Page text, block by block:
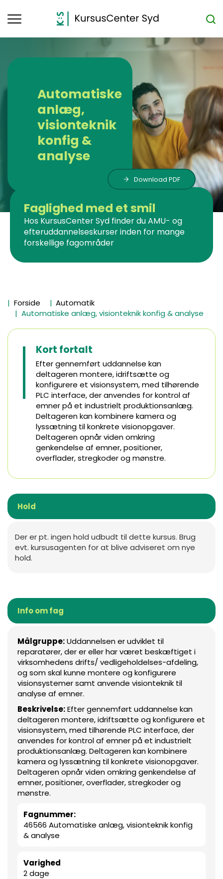
Toggle
Faglighed med et smil
Hos KursusCenter Syd finder du AMU- og
efteruddannelseskurser inden for mange
forskellige fagområder
Automatiske
anlæg,
visionteknik
konfig &
analyse
Download PDF
Forside
Automatik
Automatiske anlæg, visionteknik konfig & analyse
Kort fortalt
Efter gennemført uddannelse kan
deltageren montere, idriftsætte og
konfigurere et visionsystem, med tilhørende
PLC interface, der anvendes for kontrol af
emner på et industrielt produktionsanlæg.
Deltageren kan kombinere kamera og
lyssætning til konkrete visionopgaver.
Deltageren opnår viden omkring
genkendelse af emner, positioner,
overflader, stregkoder og mønstre.
Hold
Der er pt. ingen hold udbudt til dette kursus. Brug
evt. kursusagenten for at blive adviseret om nye
hold.
Info om fag
Målgruppe:Uddannelsen er udviklet til
reparatører, der er eller har været beskæftiget i
virksomhedens drifts/ vedligeholdelses-afdeling,
og som skal kunne montere og konfigurere
visionsystemer samt anvende visionteknik til
analyse af emner.
Beskrivelse:Efter gennemført uddannelse kan
deltageren montere, idriftsætte og konfigurere et
visionsystem, med tilhørende PLC interface, der
anvendes for kontrol af emner på et industrielt
produktionsanlæg. Deltageren kan kombinere
kamera og lyssætning til konkrete visionopgaver.
Deltageren opnår viden omkring genkendelse af
emner, positioner, overflader, stregkoder og
mønstre.
Fagnummer:
46566 Automatiske anlæg, visionteknik konfig
& analyse
Varighed
2 dage